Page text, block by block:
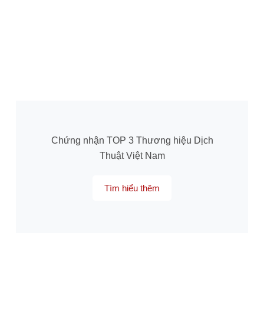
Chứng nhận TOP 3 Thương hiệu Dịch
Thuật Việt Nam
Tìm hiểu thêm